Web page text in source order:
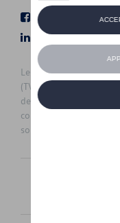
Facebook
LinkedIn
Les prix affichés sur le
(TVAc), hors éventuels
de vente actuel et les
contacter votre
sont sujets à des